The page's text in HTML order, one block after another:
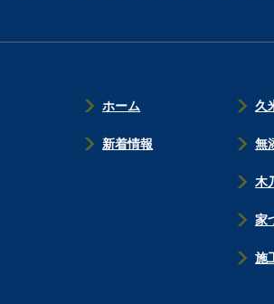
ホーム
新着情報
久
無
木
家
施